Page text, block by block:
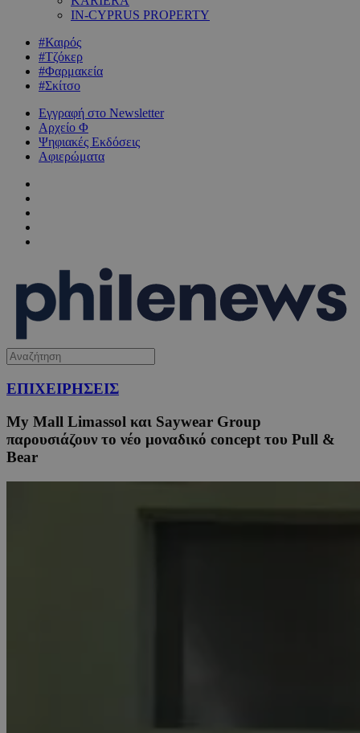
IN-CYPRUS PROPERTY
#Καιρός
#Τζόκερ
#Φαρμακεία
#Σκίτσο
Εγγραφή στο Newsletter
Αρχείο Φ
Ψηφιακές Εκδόσεις
Αφιερώματα
ΕΠΙΧΕΙΡΗΣΕΙΣ
My Mall Limassol και Saywear Group
παρουσιάζουν το νέο μοναδικό concept του Pull &
Bear